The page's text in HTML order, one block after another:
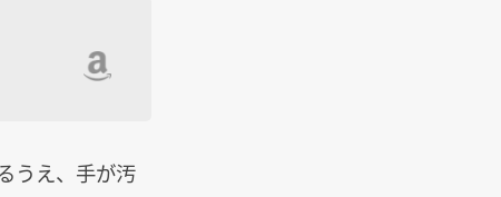
うえ、手が汚